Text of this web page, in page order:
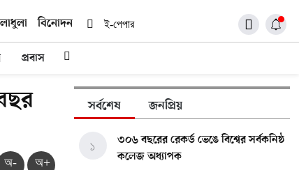
বিনোদন ই-পেপার
প্রবাস
অ- অ+
সর্বশেষ জনপ্রিয়
৩০৬ বছরের রেকর্ড ভেঙে বিশ্বের সর্বকনিষ্ঠ
কলেজ অধ্যাপক
১